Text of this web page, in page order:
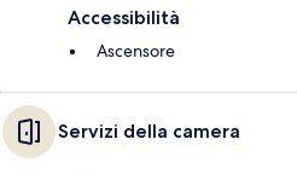
Accessibilità
Ascensore
Servizi della camera